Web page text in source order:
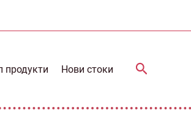
продукти Нови стоки Search